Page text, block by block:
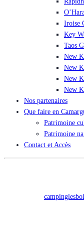
Iroise
Key
Taos
New
New
New
New
Nos partenaires
Que faire en
Patrimoine
Patrimoine
Contact et Accès